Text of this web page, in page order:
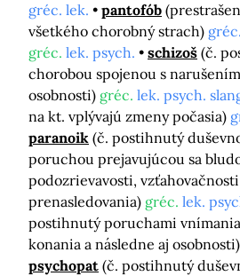
gréc. lek.
pantofób
všetkého chorobný strach)
gréc. lek. psych. schizoš (č.
chorobou spojenou s
osobnosti) gréc. lek. psych.
na kt. vplývajú zmeny počasia)
paranoik (č. postihnutý
poruchou prejavujúcou sa
podozrievavosti,
prenasledovania) gréc. lek.
postihnutý poruchami
konania a následne aj osobnosti)
psychopat (č. postihnutý